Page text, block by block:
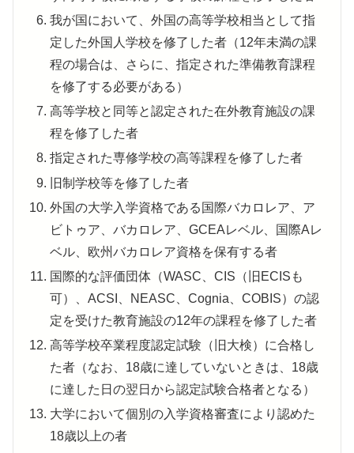
我が国において、外国の高等学校相当として指
定した外国人学校を修了した者（12年未満の課
程の場合は、さらに、指定された準備教育課程
を修了する必要がある）
高等学校と同等と認定された在外教育施設の課
程を修了した者
指定された専修学校の高等課程を修了した者
旧制学校等を修了した者
外国の大学入学資格である国際バカロレア、ア
ビトゥア、バカロレア、GCEAレベル、国際Aレ
ベル、欧州バカロレア資格を保有する者
国際的な評価団体（WASC、CIS（旧ECISも
可）、ACSI、NEASC、Cognia、COBIS）の認
定を受けた教育施設の12年の課程を修了した者
高等学校卒業程度認定試験（旧大検）に合格し
た者（なお、18歳に達していないときは、18歳
に達した日の翌日から認定試験合格者となる）
大学において個別の入学資格審査により認めた
18歳以上の者